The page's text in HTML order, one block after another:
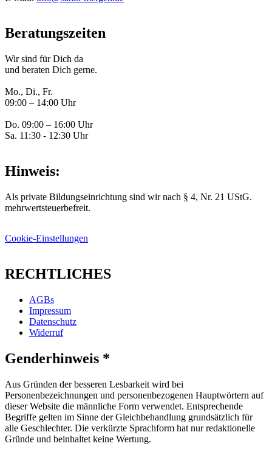
Beratungszeiten
Wir sind für Dich da
und beraten Dich gerne.
Mo., Di., Fr.
09:00 – 14:00 Uhr
Do. 09:00 – 16:00 Uhr
Sa. 11:30 - 12:30 Uhr
Hinweis:
Als private Bildungseinrichtung sind wir nach § 4, Nr. 21 UStG.
mehrwertsteuerbefreit.
Cookie-Einstellungen
RECHTLICHES
AGBs
Impressum
Datenschutz
Widerruf
Genderhinweis *
Aus Gründen der besseren Lesbarkeit wird bei
Personenbezeichnungen und personenbezogenen Hauptwörtern auf
dieser Website die männliche Form verwendet. Entsprechende
Begriffe gelten im Sinne der Gleichbehandlung grundsätzlich für
alle Geschlechter. Die verkürzte Sprachform hat nur redaktionelle
Gründe und beinhaltet keine Wertung.